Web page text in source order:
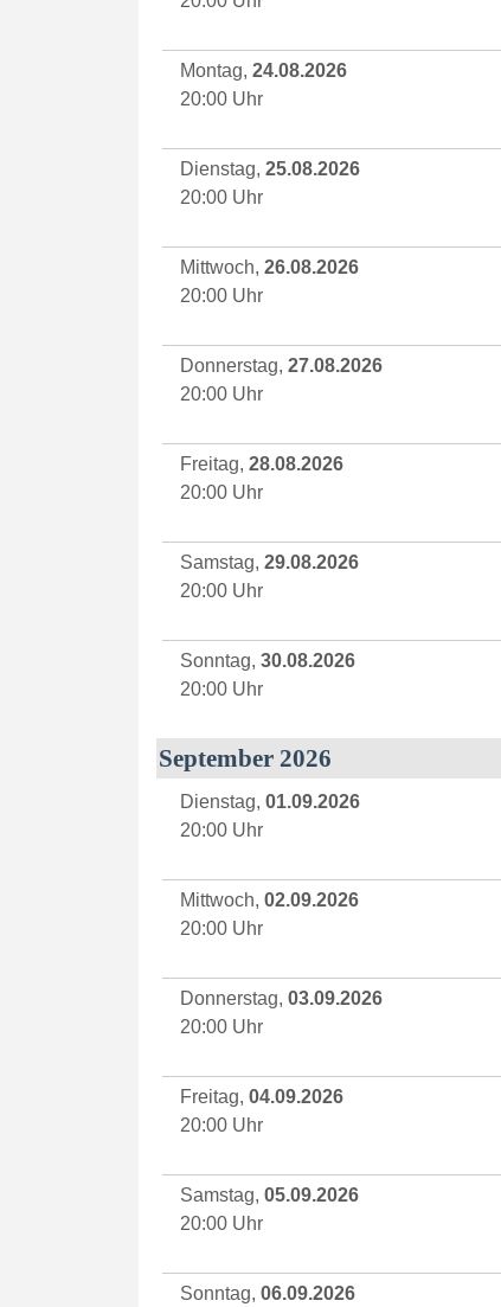
Montag, 24.08.2026
20:00 Uhr
Dienstag, 25.08.2026
20:00 Uhr
Mittwoch, 26.08.2026
20:00 Uhr
Donnerstag, 27.08.2026
20:00 Uhr
Freitag, 28.08.2026
20:00 Uhr
Samstag, 29.08.2026
20:00 Uhr
Sonntag, 30.08.2026
20:00 Uhr
September 2026
Dienstag, 01.09.2026
20:00 Uhr
Mittwoch, 02.09.2026
20:00 Uhr
Donnerstag, 03.09.2026
20:00 Uhr
Freitag, 04.09.2026
20:00 Uhr
Samstag, 05.09.2026
20:00 Uhr
Sonntag, 06.09.2026